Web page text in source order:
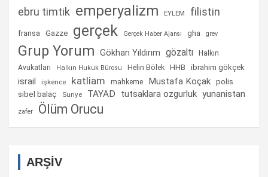
ebru timtik emperyalizm EYLEM filistin
fransa Gazze gerçek Gerçek Haber Ajansı gha grev
Grup Yorum Gökhan Yıldırım gözaltı
Halkın
Avukatları
Halkın Hukuk Bürosu Helin Bölek HHB ibrahim gökçek
israil işkence katliam mahkeme Mustafa Koçak polis
sibel balaç Suriye TAYAD tutsaklara ozgurluk yunanistan
zafer Ölüm Orucu
ARŞİV